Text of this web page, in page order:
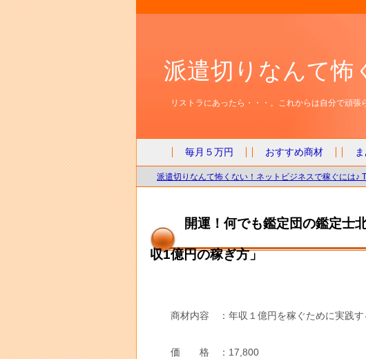
派遣切りなんて怖
リストラにあったら・・・。これからは自分で頑張
毎月５万円 おすすめ商材
派遣切りなんて怖くない！ネットビジネスで稼ぐには♪
開運！何でも鑑定団の鑑定士
収1億円の稼ぎ方」
商材内容 ：年収１億円を稼ぐために実践す
価 格 ：17,800